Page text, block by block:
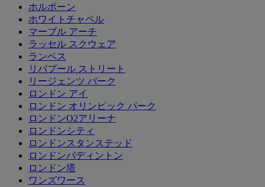
ホルボーン
ホワイトチャペル
マーブル アーチ
ラッセル スクウェア
ランベス
リバプール ストリート
リージェンツ パーク
ロンドン アイ
ロンドン オリンピック パーク
ロンドンO2アリーナ
ロンドンシティ
ロンドンスタンステッド
ロンドンパディントン
ロンドン塔
ワンズワース